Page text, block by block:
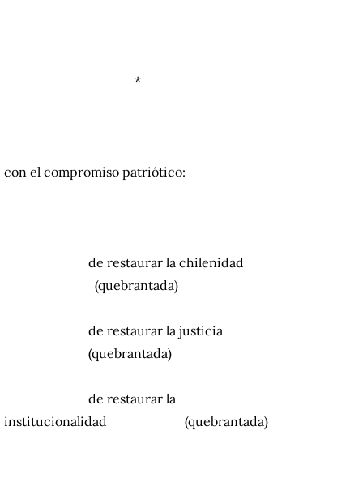
*
con el compromiso patriótico:
de restaurar la chilenidad
(quebrantada)
de restaurar la justicia
(quebrantada)
de restaurar la
institucionalidad
(quebrantada)